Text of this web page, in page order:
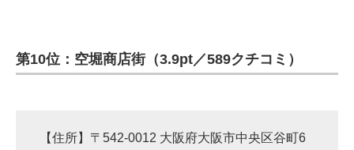
第10位：空堀商店街（3.9pt／589クチコミ）
【住所】〒542-0012 大阪府大阪市中央区谷町6